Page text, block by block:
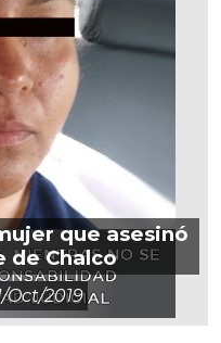
que asesinó
de Chalco
oct/2019